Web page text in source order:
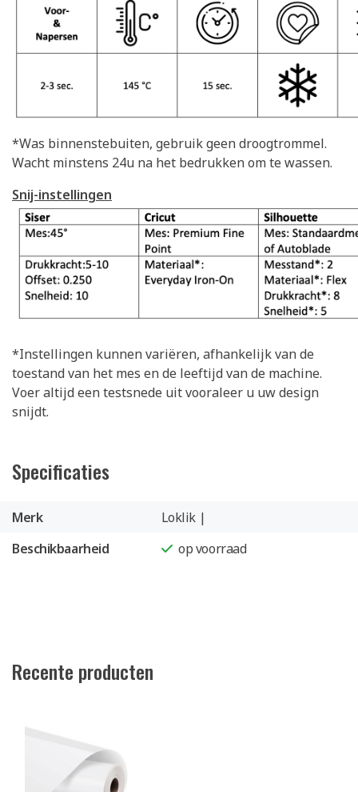
*Was binnenstebuiten, gebruik geen droogtrommel.
Wacht minstens 24u na het bedrukken om te wassen.
Snij-instellingen
*Instellingen kunnen variëren, afhankelijk van de
toestand van het mes en de leeftijd van de machine.
Voer altijd een testsnede uit vooraleer u uw design
snijdt.
Specificaties
Merk
Loklik |
Beschikbaarheid
op voorraad
Recente producten